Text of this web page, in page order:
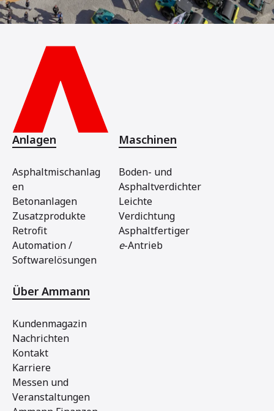
Anlagen
Asphaltmischanlag
en
Betonanlagen
Zusatzprodukte
Retrofit
Automation /
Softwarelösungen
Maschinen
Boden- und
Asphaltverdichter
Leichte
Verdichtung
Asphaltfertiger
e-Antrieb
Über Ammann
Kundenmagazin
Nachrichten
Kontakt
Karriere
Messen und
Veranstaltungen